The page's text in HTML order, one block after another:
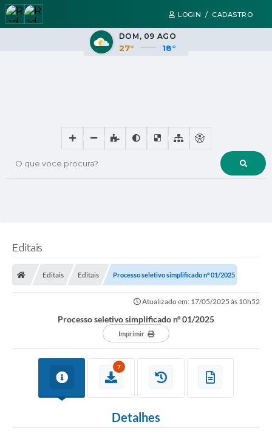
LOGIN / CADASTRO
O que voce procura?
DOM 09 AGO
27° 18°
Editais
Editais Editais Processo seletivo simplificado nº 01/2025
Atualizado em: 17/05/2025 às 10h52
Processo seletivo simplificado nº 01/2025
Imprimir
7
Detalhes